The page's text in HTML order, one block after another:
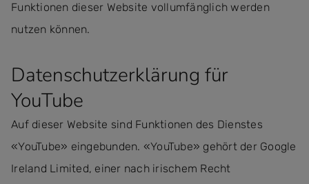
Funktionen dieser Website vollumfänglich werden
nutzen können.
Datenschutzerklärung für
YouTube
Auf dieser Website sind Funktionen des Dienstes
«YouTube» eingebunden. «YouTube» gehört der Google
Ireland Limited, einer nach irischem Recht